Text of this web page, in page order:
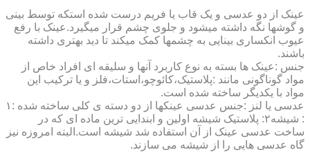
عینک از دو عدسی و یک قاب یا فریم درست شده استکه توسط بینی
و گوشها نگه داشته میشود و جلوی چشم قرار میگیرد.عینک با رفع
عیوب انکساری بینایی به چشمها کمک میکند تا دید بهتری داشته
باشند.
جنس :عینک ها بسته به نوع کاربرد آنها و سلیقه ای افراد خاص از
مواد گوناگونی مانند :پلاستیک،کائوچو،استات،فلز و یا ترکیب این
مواد با یکدیگر ساخته شده است.
عدسی یا لنز :جنس عدسی عینکها از دو دسته ی کلی ساخته شده :۱
: شیشه۲: پلاستیک شیشه اولین و ابندایی ترین ماده ای که در
ساخت عدسی عینک از آن استفاده شد شیشه است.البته امروزه نیز
گاه عدسی هایی را از شیشه می سازند.